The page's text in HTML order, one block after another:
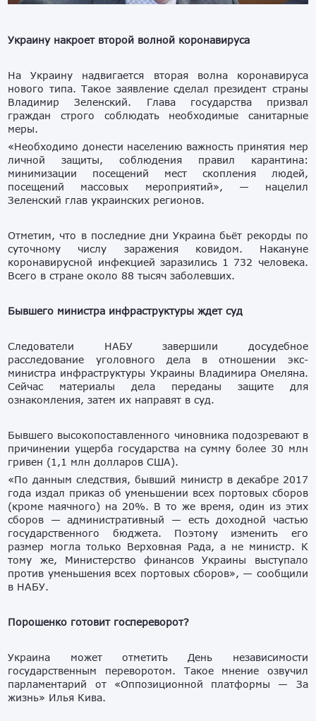
Украину накроет второй волной коронавируса
На Украину надвигается вторая волна коронавируса
нового типа. Такое заявление сделал президент страны
Владимир Зеленский. Глава государства призвал
граждан строго соблюдать необходимые санитарные
меры.
«Необходимо донести населению важность принятия мер
личной защиты, соблюдения правил карантина:
минимизации посещений мест скопления людей,
посещений массовых мероприятий», — нацелил
Зеленский глав украинских регионов.
Отметим, что в последние дни Украина бьёт рекорды по
суточному числу заражения ковидом. Накануне
коронавирусной инфекцией заразились 1 732 человека.
Всего в стране около 88 тысяч заболевших.
Бывшего министра инфраструктуры ждет суд
Следователи НАБУ завершили досудебное
расследование уголовного дела в отношении экс-
министра инфраструктуры Украины Владимира Омеляна.
Сейчас материалы дела переданы защите для
ознакомления, затем их направят в суд.
Бывшего высокопоставленного чиновника подозревают в
причинении ущерба государства на сумму более 30 млн
гривен (1,1 млн долларов США).
«По данным следствия, бывший министр в декабре 2017
года издал приказ об уменьшении всех портовых сборов
(кроме маячного) на 20%. В то же время, один из этих
сборов — административный — есть доходной частью
государственного бюджета. Поэтому изменить его
размер могла только Верховная Рада, а не министр. К
тому же, Министерство финансов Украины выступало
против уменьшения всех портовых сборов», — сообщили
в НАБУ.
Порошенко готовит госпереворот?
Украина может отметить День независимости
государственным переворотом. Такое мнение озвучил
парламентарий от «Оппозиционной платформы — За
жизнь» Илья Кива.